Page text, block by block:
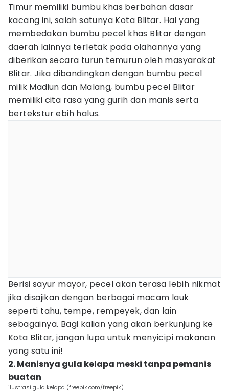
Timur memiliki bumbu khas berbahan dasar
kacang ini, salah satunya Kota Blitar. Hal yang
membedakan bumbu pecel khas Blitar dengan
daerah lainnya terletak pada olahannya yang
diberikan secara turun temurun oleh masyarakat
Blitar. Jika dibandingkan dengan bumbu pecel
milik Madiun dan Malang, bumbu pecel Blitar
memiliki cita rasa yang gurih dan manis serta
bertekstur ebih halus.
Berisi sayur mayor, pecel akan terasa lebih nikmat
jika disajikan dengan berbagai macam lauk
seperti tahu, tempe, rempeyek, dan lain
sebagainya. Bagi kalian yang akan berkunjung ke
Kota Blitar, jangan lupa untuk menyicipi makanan
yang satu ini!
2. Manisnya gula kelapa meski tanpa pemanis
buatan
ilustrasi gula kelapa (freepik.com/freepik)